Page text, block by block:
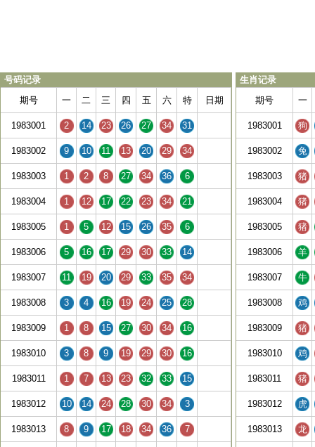
号码记录
期号
一 二 三 四 五 六 特 日期
1983001 2 14 23 26 27 34 31
1983002 9 10 11 13 20 29 34
1983003 1 2 8 27 34 36 6
1983004 1 12 17 22 23 34 21
1983005 1 5 12 15 26 35 6
1983006 5 16 17 29 30 33 14
1983007 11 19 20 29 33 35 34
1983008 3 4 16 19 24 25 28
1983009 1 8 15 27 30 34 16
1983010 3 8 9 19 29 30 16
1983011 1 7 13 23 32 33 15
1983012 10 14 24 28 30 34 3
1983013 8 9 17 18 34 36 7
生肖记录
期号
一
1983001 狗
1983002 兔
1983003 猪
1983004 猪
1983005 猪
1983006 羊
1983007 牛
1983008 鸡
1983009 猪
1983010 鸡
1983011 猪
1983012 虎
1983013 龙